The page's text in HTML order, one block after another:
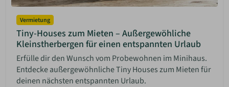
Vermietung
Tiny-Houses zum Mieten – Außergewöhliche
Kleinstherbergen für einen entspannten Urlaub
Erfülle dir den Wunsch vom Probewohnen im Minihaus.
Entdecke außergewöhnliche Tiny Houses zum Mieten für
deinen nächsten entspannten Urlaub.